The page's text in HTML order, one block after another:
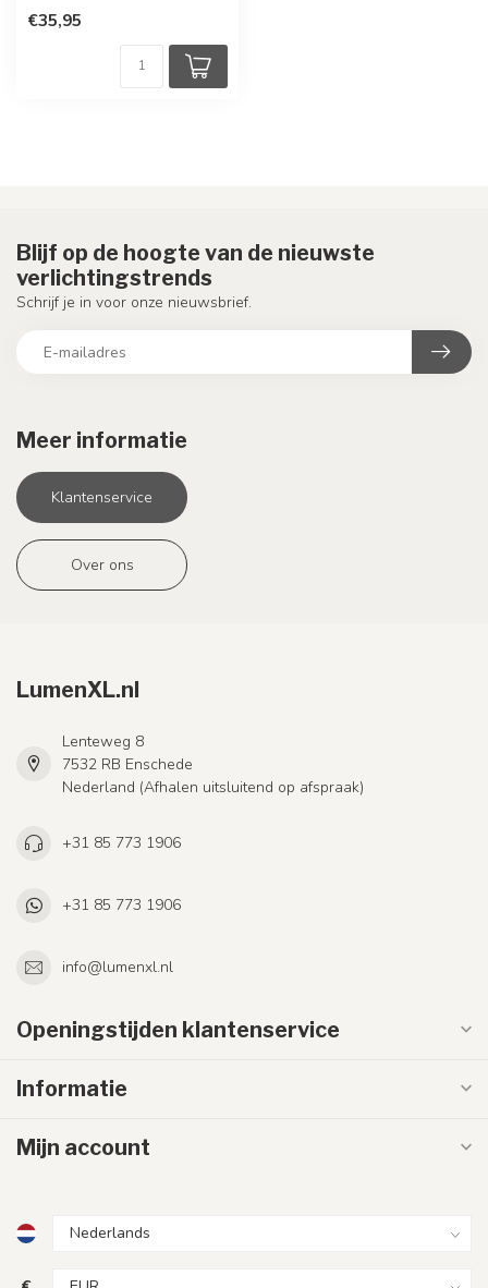
€35,95
Meer informatie
Klantenservice
Over ons
Blijf op de hoogte van de nieuwste
verlichtingstrends
Schrijf je in voor onze nieuwsbrief.
LumenXL.nl
Lenteweg 8
7532 RB Enschede
Nederland (Afhalen uitsluitend op afspraak)
+31 85 773 1906
+31 85 773 1906
info@lumenxl.nl
Openingstijden klantenservice
Informatie
Mijn account